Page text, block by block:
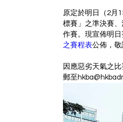
原定於明日（2月
標賽」之準決賽
作賽。現宣佈明
之賽程表公佈，敬
因應惡劣天氣之
郵至